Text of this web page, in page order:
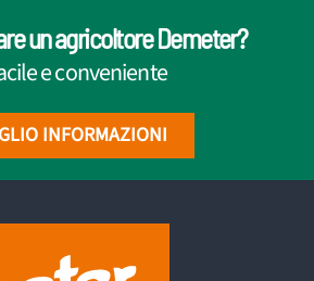
un agricoltore Demeter?
e conveniente
INFORMAZIONI